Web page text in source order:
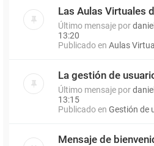
Las Aulas Virtuales
Último mensaje por
13:20
Publicado en Aulas
La gestión de
Último mensaje por
13:15
Publicado en Gestión de
Mensaje de